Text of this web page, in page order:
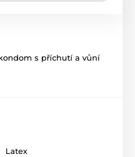
s příchutí a vůní
Latex